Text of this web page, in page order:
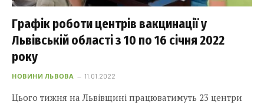
Графік роботи центрів вакцинації у
Львівській області з 10 по 16 січня 2022
року
НОВИНИ ЛЬВОВА 11.01.2022
Цього тижня на Львівщині працюватимуть 23 центри